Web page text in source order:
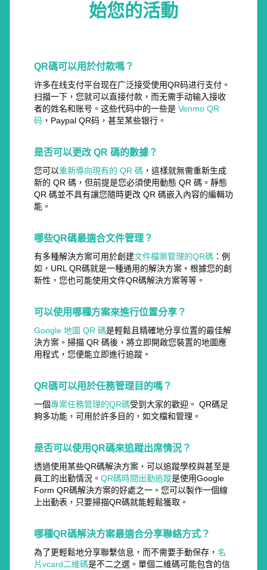
始您的活動
QR碼可以用於付款嗎？
许多在线支付平台现在广泛接受使用QR码进行支付。
扫描一下，您就可以直接付款，而无需手动输入接收
者的姓名和账号。这些代码中的一些是 Venmo QR
码 ，Paypal QR码，甚至某些银行。
是否可以更改 QR 碼的數據？
您可以重新導向現有的 QR 碼 ，這樣就無需重新生成
新的 QR 碼，但前提是您必須使用動態 QR 碼。靜態
QR 碼並不具有讓您隨時更改 QR 碼嵌入內容的編輯功
能。
哪些QR碼最適合文件管理？
有多種解決方案可用於創建文件檔案管理的QR碼 ：例
如，URL QR碼就是一種通用的解決方案。根據您的創
新性，您也可能使用文件QR碼解決方案等等。
可以使用哪種方案來進行位置分享？
Google 地圖 QR 碼是輕鬆且精確地分享位置的最佳解
決方案。掃描 QR 碼後，將立即開啟您裝置的地圖應
用程式，您便能立即進行追蹤。
QR碼可以用於任務管理目的嗎？
一個專案任務管理的QR碼受到大家的歡迎。 QR碼足
夠多功能，可用於許多目的，如文檔和管理。
是否可以使用QR碼來追蹤出席情況？
透過使用某些QR碼解決方案，可以追蹤學校與甚至是
員工的出勤情況。 QR碼時間出勤追蹤是使用Google
Form QR碼解決方案的好處之一。您可以製作一個線
上出勤表，只要掃描QR碼就能輕鬆獲取。
哪種QR碼解決方案最適合分享聯絡方式？
為了更輕鬆地分享聯繫信息，而不需要手動保存， 名
片vcard二維碼是不二之選。單個二維碼可能包含的信